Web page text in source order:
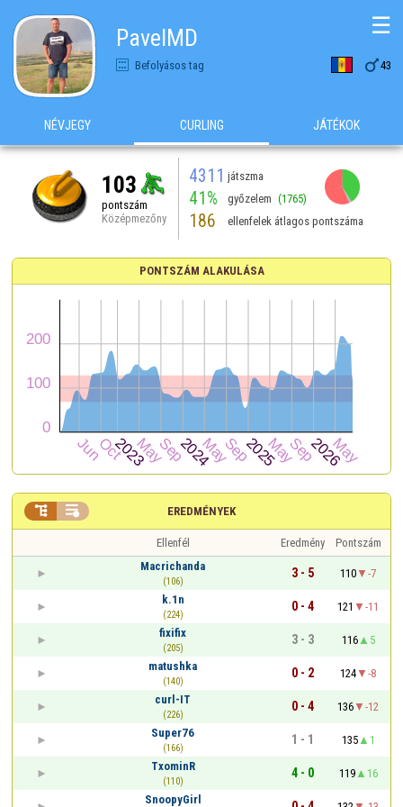
PavelMD
Befolyásos tag 43
☰
NÉVJEGY CURLING JÁTÉKOK
103
pontszám
Középmezőny
4311 játszma
41% győzelem (1765)
186 ellenfelek átlagos pontszáma
PONTSZÁM ALAKULÁSA
EREDMÉNYEK
 
Ellenfél Eredmény
Pontszám
Macrichanda
(106)
3 - 5 110
-7
k.1n
(224)
0 - 4 121
-11
fixifix
(205)
3 - 3 116
5
matushka
(140)
0 - 2 124
-8
curl-IT
(226)
0 - 4 136
-12
Super76
(166)
1 - 1 135
1
TxominR
(110)
4 - 0 119
16
SnoopyGirl